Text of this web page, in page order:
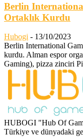
Berlin
Ortaklık Kurdu
Hubogi - 13/10/2023
Berlin International
kurdu. Alman espor
Gaming), pizza zinciri
HUBOGI "Hub Of
Türkiye ve dünyadaki